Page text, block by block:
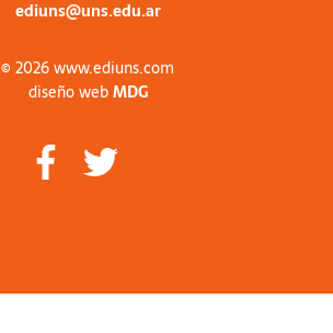
ediuns@uns.edu.ar
© 2026 www.ediuns.com
diseño webMDG